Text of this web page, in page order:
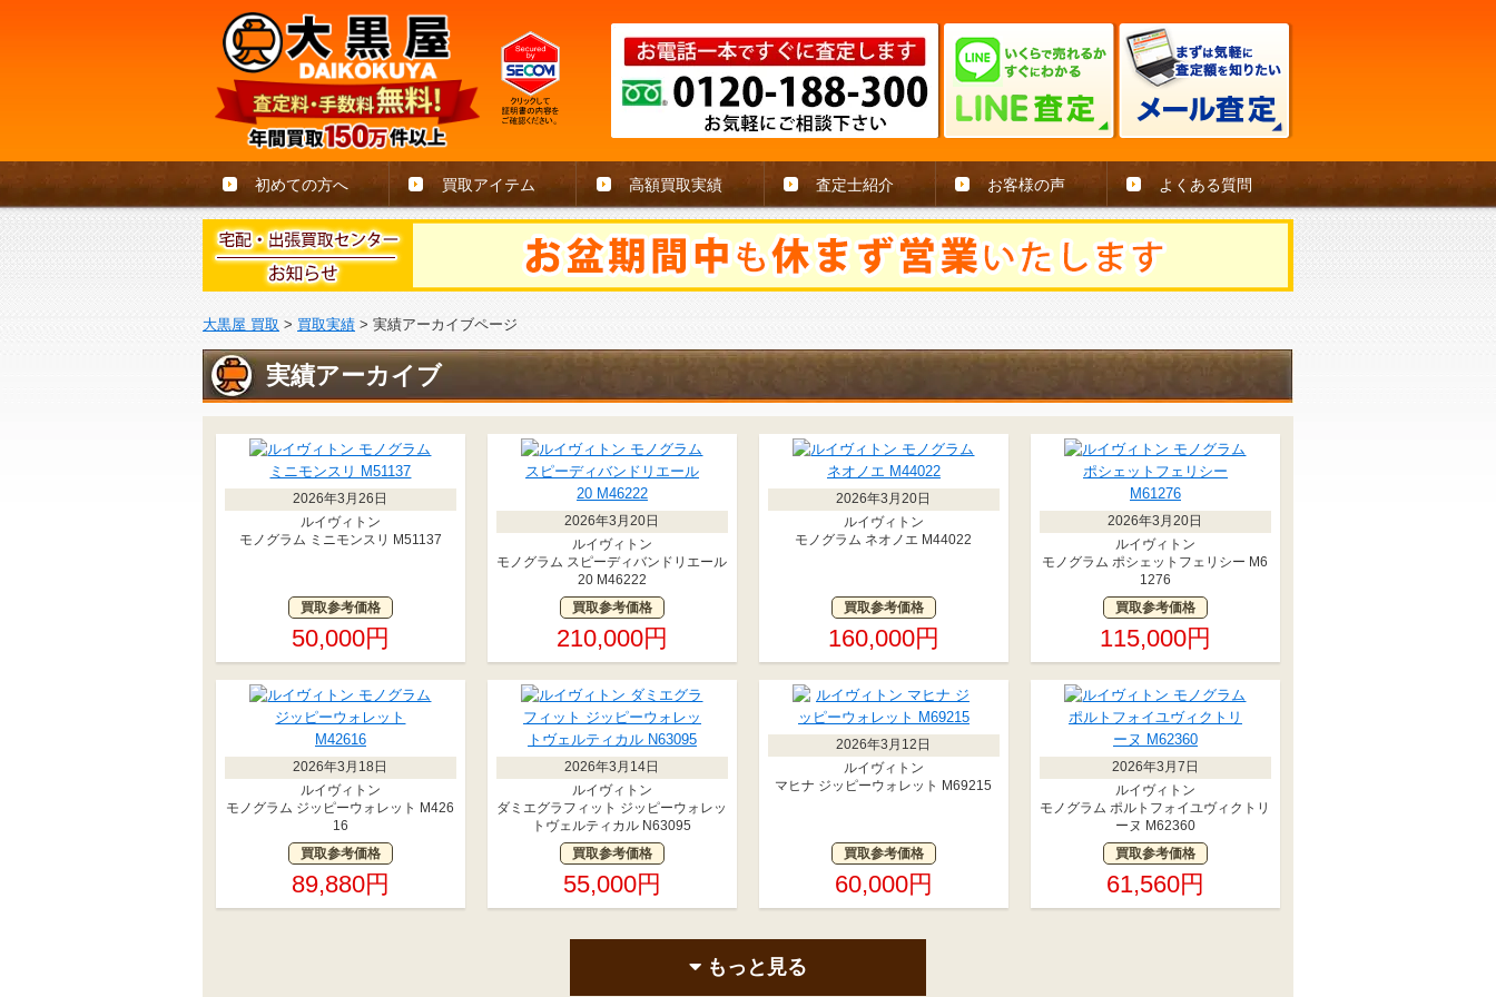
初めての方へ 買取アイテム 高額買取実績 査定士紹介 お客様の声 よくある質問
大黒屋 買取 > 買取実績 > 実績アーカイブページ
実績アーカイブ
2026年3月26日
ルイヴィトン
モノグラム ミニモンスリ M51137
買取参考価格
50,000円
2026年3月20日
ルイヴィトン
モノグラム スピーディバンドリエール
20 M46222
買取参考価格
210,000円
2026年3月20日
ルイヴィトン
モノグラム ネオノエ M44022
買取参考価格
160,000円
2026年3月20日
ルイヴィトン
モノグラム ポシェットフェリシー M6
1276
買取参考価格
115,000円
2026年3月18日
ルイヴィトン
モノグラム ジッピーウォレット M426
16
買取参考価格
89,880円
2026年3月14日
ルイヴィトン
ダミエグラフィット ジッピーウォレッ
トヴェルティカル N63095
買取参考価格
55,000円
2026年3月12日
ルイヴィトン
マヒナ ジッピーウォレット M69215
買取参考価格
60,000円
2026年3月7日
ルイヴィトン
モノグラム ポルトフォイユヴィクトリ
ーヌ M62360
買取参考価格
61,560円
もっと見る